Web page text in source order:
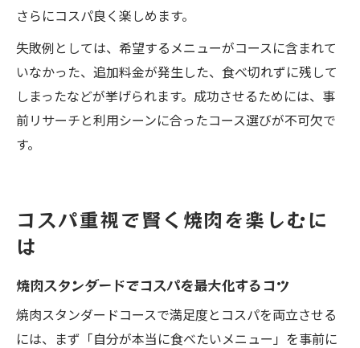
さらにコスパ良く楽しめます。
失敗例としては、希望するメニューがコースに含まれて
いなかった、追加料金が発生した、食べ切れずに残して
しまったなどが挙げられます。成功させるためには、事
前リサーチと利用シーンに合ったコース選びが不可欠で
す。
コスパ重視で賢く焼肉を楽しむに
は
焼肉スタンダードでコスパを最大化するコツ
焼肉スタンダードコースで満足度とコスパを両立させる
には、まず「自分が本当に食べたいメニュー」を事前に